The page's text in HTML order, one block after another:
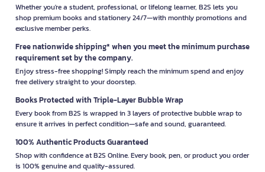
Whether you're a student, professional, or lifelong learner, B2S lets you
shop premium books and stationery 24/7—with monthly promotions and
exclusive member perks.
Free nationwide shipping* when you meet the minimum purchase
requirement set by the company.
Enjoy stress-free shopping! Simply reach the minimum spend and enjoy
free delivery straight to your doorstep.
Books Protected with Triple-Layer Bubble Wrap
Every book from B2S is wrapped in 3 layers of protective bubble wrap to
ensure it arrives in perfect condition—safe and sound, guaranteed.
100% Authentic Products Guaranteed
Shop with confidence at B2S Online. Every book, pen, or product you order
is 100% genuine and quality-assured.